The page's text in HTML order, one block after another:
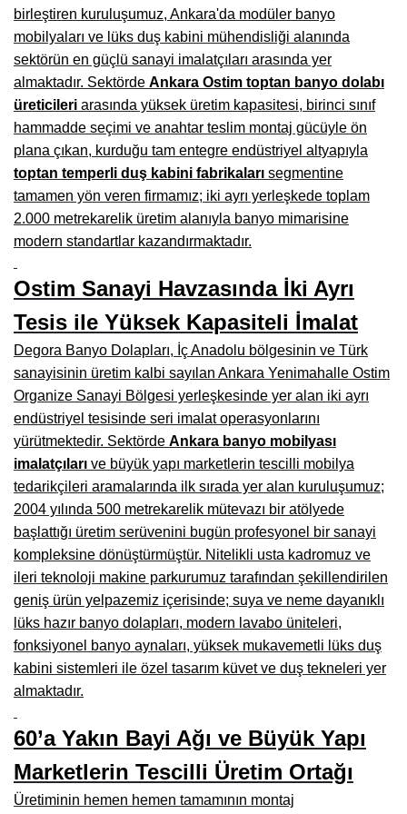
Burdur Mobilya İmalatçıları, Fabrikaları, Mağazaları
Eskişehir Mobilyacılar, Mobilya Mağazaları, Firmaları
Isparta Mobilyacılar, Mobilya Mağazaları, Fabrikaları
Çankırı Mobilyacılar, Mobilya Mağazaları, İmalatçıları
Mersin Mobilyacılar, Mobilya Mağazaları, Üreticileri
Antalya Mobilyacıları, Mobilya Mağazaları, Firmaları
Bolu Mobilyacılar, Mobilya Mağazaları, İmalatçıları
Kırklareli Mobilyacılar, Mobilya Firmaları, Mağazaları
Muğla Mobilyacılar, Mobilya Mağazaları, İmalatçıları
Kastamonu Mobilya Mağazaları, Firmaları
Sakarya Mobilyacılar, Mobilya Mağazaları, İmalatçıları
Manisa Mobilyacılar, Mobilya Fabrikaları, Mağazaları
Osmaniye Mobilyacılar, Mobilya Mağazaları, İmalatçıları
Düzce Mobilyacılar, Mobilya Mağazaları, Fabrikaları
Samsun Mobilyacıları, Mobilya Fabrikaları, Mağazaları
Balıkesir Mobilya Mağazaları, Fabrikaları, İmalatçıları
Kahramanmaraş Mobilya İmalatçıları, Mağazaları, Fabrikaları
Mardin Mobilyacılar, Mağazaları, İmalatçıları
Diyarbakır Mobilyacılar, Mobilya Firmaları, İmalatçıları
Şanlıurfa Mobilyacılar, Mobilya Mağazaları, Firmaları
Trabzon Mobilyacılar, Mobilya İmalatçıları, Mağazaları
Erzurum Mobilyacılar, Mobilya İmalatçıları, Mağazaları
Afyon Mobilyacılar, Mobilya Mağazaları, İmalatçıları
birleştiren kuruluşumuz, Ankara'da modüler banyo
mobilyaları ve lüks duş kabini mühendisliği alanında
sektörün en güçlü sanayi imalatçıları arasında yer
almaktadır. Sektörde Ankara Ostim toptan banyo dolabı
üreticileri arasında yüksek üretim kapasitesi, birinci sınıf
hammadde seçimi ve anahtar teslim montaj gücüyle ön
plana çıkan, kurduğu tam entegre endüstriyel altyapıyla
toptan temperli duş kabini fabrikaları segmentine
tamamen yön veren firmamız; iki ayrı yerleşkede toplam
2.000 metrekarelik üretim alanıyla banyo mimarisine
modern standartlar kazandırmaktadır.
Ostim Sanayi Havzasında İki Ayrı
Tesis ile Yüksek Kapasiteli İmalat
Degora Banyo Dolapları, İç Anadolu bölgesinin ve Türk
sanayisinin üretim kalbi sayılan Ankara Yenimahalle Ostim
Organize Sanayi Bölgesi yerleşkesinde yer alan iki ayrı
endüstriyel tesisinde seri imalat operasyonlarını
yürütmektedir. Sektörde Ankara banyo mobilyası
imalatçıları ve büyük yapı marketlerin tescilli mobilya
tedarikçileri aramalarında ilk sırada yer alan kuruluşumuz;
2004 yılında 500 metrekarelik mütevazı bir atölyede
başlattığı üretim serüvenini bugün profesyonel bir sanayi
kompleksine dönüştürmüştür. Nitelikli usta kadromuz ve
ileri teknoloji makine parkurumuz tarafından şekillendirilen
geniş ürün yelpazemiz içerisinde; suya ve neme dayanıklı
lüks hazır banyo dolapları, modern lavabo üniteleri,
fonksiyonel banyo aynaları, yüksek mukavemetli lüks duş
kabini sistemleri ile özel tasarım küvet ve duş tekneleri yer
almaktadır.
60’a Yakın Bayi Ağı ve Büyük Yapı
Marketlerin Tescilli Üretim Ortağı
Üretiminin hemen hemen tamamının montaj